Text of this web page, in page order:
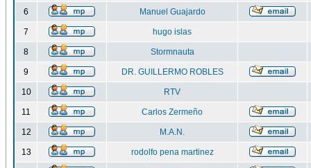
6 Manuel Guajardo
7 hugo islas
8 Stormnauta
9 DR. GUILLERMO ROBLES
10 RTV
11 Carlos Zermeño
12 M.A.N.
13 rodolfo pena martinez